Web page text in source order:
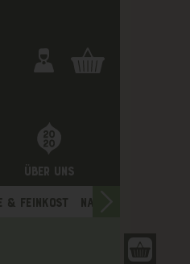
& Feinkost Naturdrogerie
Über uns